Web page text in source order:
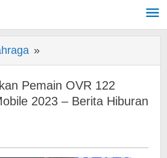
»
Mendapatkan
Pemain
OVR
di
Pemain OVR 122
2023 – Berita Hiburan